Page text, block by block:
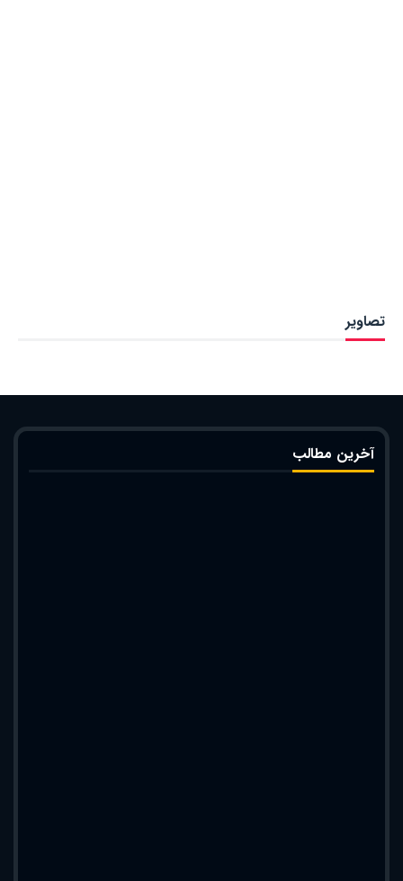
تصاویر
آخرین مطالب